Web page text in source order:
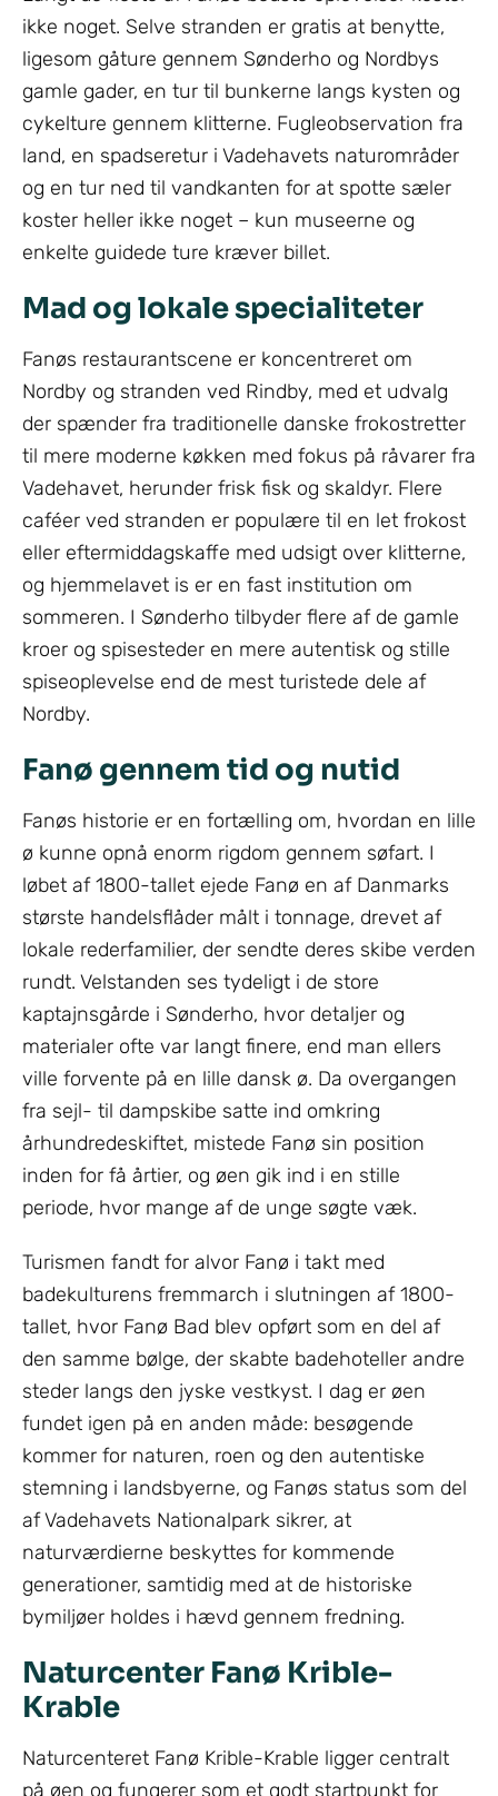
ikke noget. Selve stranden er gratis at benytte,
ligesom gåture gennem Sønderho og Nordbys
gamle gader, en tur til bunkerne langs kysten og
cykelture gennem klitterne. Fugleobservation fra
land, en spadseretur i Vadehavets naturområder
og en tur ned til vandkanten for at spotte sæler
koster heller ikke noget – kun museerne og
enkelte guidede ture kræver billet.
Mad og lokale specialiteter
Fanøs restaurantscene er koncentreret om
Nordby og stranden ved Rindby, med et udvalg
der spænder fra traditionelle danske frokostretter
til mere moderne køkken med fokus på råvarer fra
Vadehavet, herunder frisk fisk og skaldyr. Flere
caféer ved stranden er populære til en let frokost
eller eftermiddagskaffe med udsigt over klitterne,
og hjemmelavet is er en fast institution om
sommeren. I Sønderho tilbyder flere af de gamle
kroer og spisesteder en mere autentisk og stille
spiseoplevelse end de mest turistede dele af
Nordby.
Fanø gennem tid og nutid
Fanøs historie er en fortælling om, hvordan en lille
ø kunne opnå enorm rigdom gennem søfart. I
løbet af 1800-tallet ejede Fanø en af Danmarks
største handelsflåder målt i tonnage, drevet af
lokale rederfamilier, der sendte deres skibe verden
rundt. Velstanden ses tydeligt i de store
kaptajnsgårde i Sønderho, hvor detaljer og
materialer ofte var langt finere, end man ellers
ville forvente på en lille dansk ø. Da overgangen
fra sejl- til dampskibe satte ind omkring
århundredeskiftet, mistede Fanø sin position
inden for få årtier, og øen gik ind i en stille
periode, hvor mange af de unge søgte væk.
Turismen fandt for alvor Fanø i takt med
badekulturens fremmarch i slutningen af 1800-
tallet, hvor Fanø Bad blev opført som en del af
den samme bølge, der skabte badehoteller andre
steder langs den jyske vestkyst. I dag er øen
fundet igen på en anden måde: besøgende
kommer for naturen, roen og den autentiske
stemning i landsbyerne, og Fanøs status som del
af Vadehavets Nationalpark sikrer, at
naturværdierne beskyttes for kommende
generationer, samtidig med at de historiske
bymiljøer holdes i hævd gennem fredning.
Naturcenter Fanø Krible-
Krable
Naturcenteret Fanø Krible-Krable ligger centralt
på øen og fungerer som et godt startpunkt for